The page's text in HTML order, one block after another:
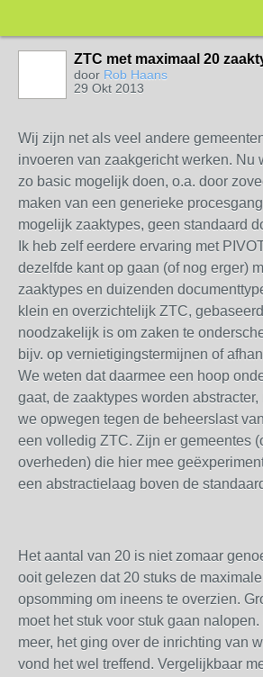
ZTC met maximaal 20
door Rob Haans
29 Okt 2013
Wij zijn net als veel andere
invoeren van zaakgericht werken. Nu
zo basic mogelijk doen, o.a. door
maken van een generieke
mogelijk zaaktypes, geen standaard
Ik heb zelf eerdere ervaring met
dezelfde kant op gaan (of nog erger)
zaaktypes en duizenden
klein en overzichtelijk ZTC,
noodzakelijk is om zaken te
bijv. op vernietigingstermijnen of
We weten dat daarmee een hoop
gaat, de zaaktypes worden
we opwegen tegen de beheerslast
een volledig ZTC. Zijn er gemeentes
overheden) die hier mee
een abstractielaag boven de
Het aantal van 20 is niet zomaar
ooit gelezen dat 20 stuks de
opsomming om ineens te overzien.
moet het stuk voor stuk gaan
meer, het ging over de inrichting van
vond het wel treffend. Vergelijkbaar